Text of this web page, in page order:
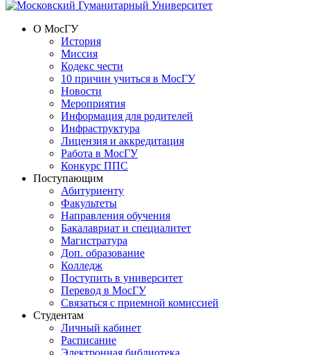
О МосГУ
История
Миссия
Кодекс чести
10 причин учиться в МосГУ
Новости
Мероприятия
Информация для родителей
Инфраструктура
Лицензия и аккредитация
Работа в МосГУ
Конкурс ППС
Поступающим
Абитуриенту
Факультеты
Направления обучения
Бакалавриат и специалитет
Магистратура
Доп. образование
Колледж
Поступить в университет
Перевод в МосГУ
Связаться с приемной комиссией
Студентам
Личный кабинет
Расписание
Электронная библиотека